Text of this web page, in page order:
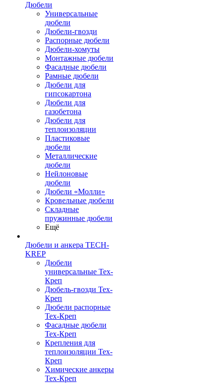
Дюбели
Универсальные
дюбели
Дюбели-гвозди
Распорные дюбели
Дюбели-хомуты
Монтажные дюбели
Фасадные дюбели
Рамные дюбели
Дюбели для
гипсокартона
Дюбели для
газобетона
Дюбели для
теплоизоляции
Пластиковые
дюбели
Металлические
дюбели
Нейлоновые
дюбели
Дюбели «Молли»
Кровельные дюбели
Складные
пружинные дюбели
Ещё
Дюбели и анкера TECH-
KREP
Дюбели
универсальные Тех-
Креп
Дюбель-гвозди Тех-
Креп
Дюбели распорные
Тех-Креп
Фасадные дюбели
Тех-Креп
Крепления для
теплоизоляции Тех-
Креп
Химические анкеры
Тех-Креп